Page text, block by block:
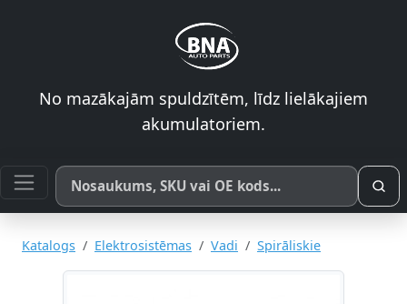
No mazākajām spuldzītēm, līdz lielākajiem
akumulatoriem.
Meklēt pēc produkta nosaukuma, SKU vai OE koda
Katalogs Elektrosistēmas Vadi Spirāliskie